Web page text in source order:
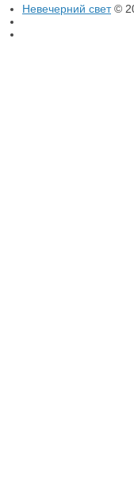
Невечерний свет©